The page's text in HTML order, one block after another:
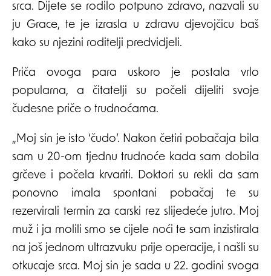
srca. Dijete se rodilo potpuno zdravo, nazvali su
ju Grace, te je izrasla u zdravu djevojčicu baš
kako su njezini roditelji predvidjeli.
Priča ovoga para uskoro je postala vrlo
popularna, a čitatelji su počeli dijeliti svoje
čudesne priče o trudnoćama.
„Moj sin je isto ‘čudo’. Nakon četiri pobačaja bila
sam u 20-om tjednu trudnoće kada sam dobila
grčeve i počela krvariti. Doktori su rekli da sam
ponovno imala spontani pobačaj te su
rezervirali termin za carski rez slijedeće jutro. Moj
muž i ja molili smo se cijele noći te sam inzistirala
na još jednom ultrazvuku prije operacije, i našli su
otkucaje srca. Moj sin je sada u 22. godini svoga